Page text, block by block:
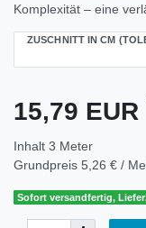
Komplexität – eine
ZUSCHNITT IN CM
15,79 EUR
Inhalt 3 Meter
Grundpreis 5,26 € /
Sofort versandfertig,